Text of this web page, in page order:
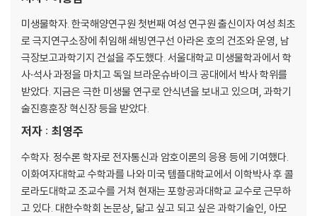
미생물학자. 한국해양연구원 첫번째 여성 연구원 출신이자 여성 최초
로 극지연구소장에 취임해 쇄빙연구선 아라온 호의 건조와 운영, 남
극장보고과학기지 건설을 주도했다. 서울대학교 미생물학과에서 학
사·석사 과정을 마치고 독일 브라운슈바이크 공대에서 박사 학위를
받았다. 지금은 극한 미생물 연구로 안식년을 보내고 있으며, 과학기
술진흥훈장 혁신장 등을 받았다.
저자 : 최영주
수학자. 정수론 학자로 전자통신과 암호이론의 응용 등에 기여했다.
이화여자대학교 수학과를 나와 미국 템플대학교에서 이학박사 후 콜
로라도대학교 조교수를 거쳐 현재는 포항공과대학교 교수로 근무하
고 있다. 대한수학회 논문상, 닮고 싶고 되고 싶은 과학기술인, 아모